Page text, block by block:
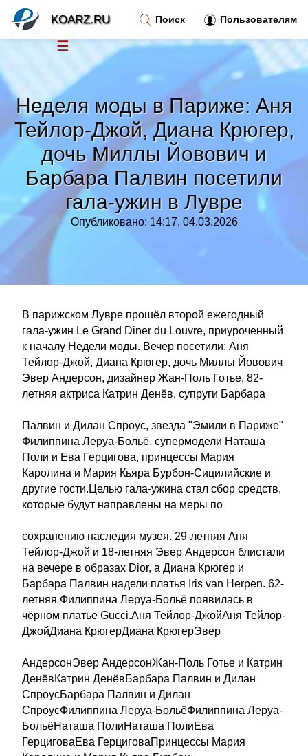
Неделя моды в Париже: Аня
Тейлор-Джой, Диана Крюгер,
дочь Миллы Йовович и
Барбара Палвин посетили
гала-ужин в Лувре
Опубликовано: 14:17, 04.03.2026
В парижском Лувре прошёл второй ежегодный
гала-ужин Le Grand Diner du Louvre, приуроченный
к началу Недели моды. Вечер посетили: Аня
Тейлор-Джой, Диана Крюгер, дочь Миллы Йовович
Эвер Андерсон, дизайнер Жан-Поль Готье, 82-
летняя актриса Катрин Денёв, супруги Барбара
Палвин и Дилан Спроус, звезда "Эмили в Париже"
Филиппина Леруа-Больё, супермодели Наташа
Поли и Ева Герцигова, принцессы Мария
Каролина и Мария Кьяра Бурбон-Сицилийские и
другие гости.Целью гала-ужина стал сбор средств,
которые будут направлены на меры по
сохранению наследия музея. 29-летняя Аня
Тейлор-Джой и 18-летняя Эвер Андерсон блистали
на вечере в образах Dior, а Диана Крюгер и
Барбара Палвин надели платья Iris van Herpen. 62-
летняя Филиппина Леруа-Больё появилась в
чёрном платье Gucci.Аня Тейлор-ДжойАня Тейлор-
ДжойДиана КрюгерДиана КрюгерЭвер
АндерсонЭвер АндерсонЖан-Поль Готье и Катрин
ДенёвКатрин ДенёвБарбара Палвин и Дилан
СпроусБарбара Палвин и Дилан
СпроусФилиппина Леруа-БольёФилиппина Леруа-
БольёНаташа ПолиНаташа ПолиЕва
ГерциговаЕва ГерциговаПринцессы Мария
Поиск Пользователям
KOARZ.RU
☰
Тренды новостей»
Рубрики »
Правила »
Контакт